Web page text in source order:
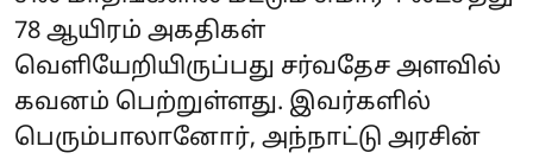
78 ஆயிரம் அகதிகள்
வெளியேறியிருப்பது சர்வதேச அளவில்
கவனம் பெற்றுள்ளது. இவர்களில்
பெரும்பாலானோர், அந்நாட்டு அரசின்